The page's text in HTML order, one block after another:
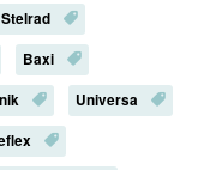
Stelrad
Baxi
Universa